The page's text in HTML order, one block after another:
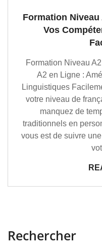
Formation
Vos
Formation Niveau
A2 en Ligne :
Linguistiques
votre niveau de
manquez de
traditionnels en
vous est de suivre
Rechercher